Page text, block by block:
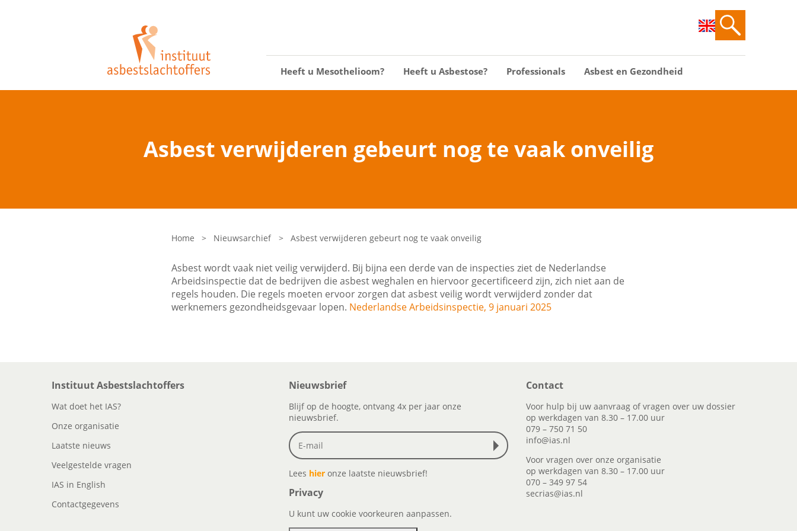
Heeft u Mesothelioom? Heeft u Asbestose? Professionals Asbest en Gezondheid
Asbest verwijderen gebeurt nog te vaak onveilig
Home > Nieuwsarchief > Asbest verwijderen gebeurt nog te vaak onveilig
Asbest wordt vaak niet veilig verwijderd. Bij bijna een derde van de inspecties ziet de Nederlandse
Arbeidsinspectie dat de bedrijven die asbest weghalen en hiervoor gecertificeerd zijn, zich niet aan de
regels houden. Die regels moeten ervoor zorgen dat asbest veilig wordt verwijderd zonder dat
werknemers gezondheidsgevaar lopen. Nederlandse Arbeidsinspectie, 9 januari 2025
Instituut Asbestslachtoffers
Wat doet het IAS?
Onze organisatie
Laatste nieuws
Veelgestelde vragen
IAS in English
Contactgegevens
Nieuwsbrief
Blijf op de hoogte, ontvang 4x per jaar onze
nieuwsbrief.
Lees hier onze laatste nieuwsbrief!
Privacy
U kunt uw cookie voorkeuren aanpassen.
Contact
Voor hulp bij uw aanvraag of vragen over uw dossier
op werkdagen van 8.30 – 17.00 uur
079 – 750 71 50
info@ias.nl
Voor vragen over onze organisatie
op werkdagen van 8.30 – 17.00 uur
070 – 349 97 54
secrias@ias.nl